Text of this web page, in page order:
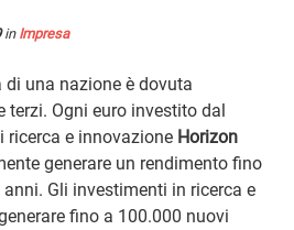
in Impresa
una nazione è dovuta
terzi. Ogni euro investito dal
ricerca e innovazione Horizon
generare un rendimento fino
Gli investimenti in ricerca e
fino a 100.000 nuovi